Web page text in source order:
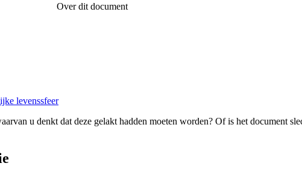
Over dit document
levenssfeer
u denkt dat deze gelakt hadden moeten worden? Of is het document